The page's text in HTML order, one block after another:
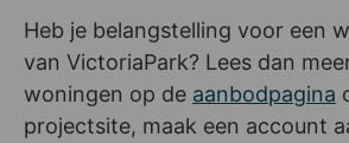
Heb je belangstelling voor een
van VictoriaPark? Lees dan
woningen op de aanbodpagina
projectsite, maak een account